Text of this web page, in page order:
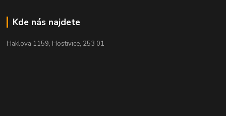
Kde nás najdete
Haklova 1159, Hostivice, 253 01